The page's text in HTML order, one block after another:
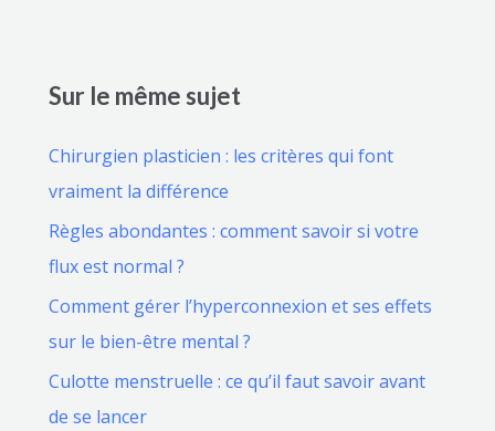
Sur le même sujet
Chirurgien plasticien : les critères qui font
vraiment la différence
Règles abondantes : comment savoir si votre
flux est normal ?
Comment gérer l’hyperconnexion et ses effets
sur le bien-être mental ?
Culotte menstruelle : ce qu’il faut savoir avant
de se lancer